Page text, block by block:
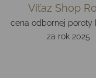
Víťaz Shop
cena odbornej poroty
za rok 2025